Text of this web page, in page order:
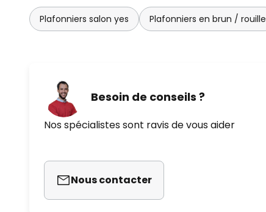
Plafonniers salon yes Plafonniers en brun / rouille
Besoin de conseils ?
Nos spécialistes sont ravis de vous aider
Nous contacter